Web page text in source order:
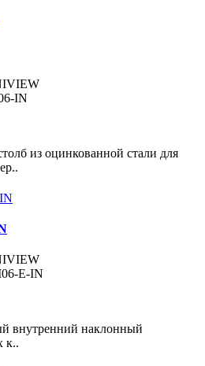
IN
из оцинкованной стали для
E-IN
внутренний наклонный
к..